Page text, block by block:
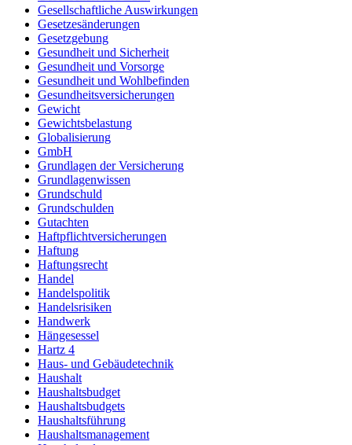
Gesellschaftliche Auswirkungen
Gesetzesänderungen
Gesetzgebung
Gesundheit und Sicherheit
Gesundheit und Vorsorge
Gesundheit und Wohlbefinden
Gesundheitsversicherungen
Gewicht
Gewichtsbelastung
Globalisierung
GmbH
Grundlagen der Versicherung
Grundlagenwissen
Grundschuld
Grundschulden
Gutachten
Haftpflichtversicherungen
Haftung
Haftungsrecht
Handel
Handelspolitik
Handelsrisiken
Handwerk
Hängesessel
Hartz 4
Haus- und Gebäudetechnik
Haushalt
Haushaltsbudget
Haushaltsbudgets
Haushaltsführung
Haushaltsmanagement